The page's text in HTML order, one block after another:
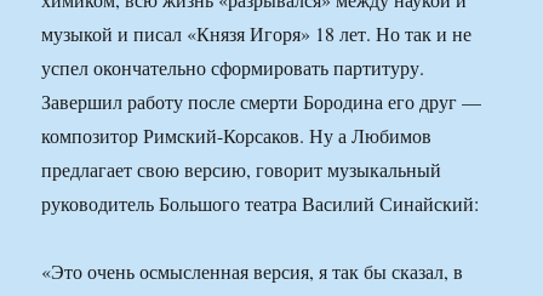
музыкой и писал «Князя Игоря» 18 лет. Но так и не
успел окончательно сформировать партитуру.
Завершил работу после смерти Бородина его друг —
композитор Римский-Корсаков. Ну а Любимов
предлагает свою версию, говорит музыкальный
руководитель Большого театра Василий Синайский:
«Это очень осмысленная версия, я так бы сказал, в